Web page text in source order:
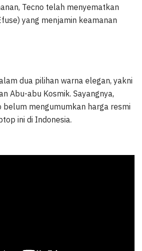
Tecno telah menyematkan
yang menjamin keamanan
dua pilihan warna elegan, yakni
Abu-abu Kosmik. Sayangnya,
belum mengumumkan harga resmi
ini di Indonesia.